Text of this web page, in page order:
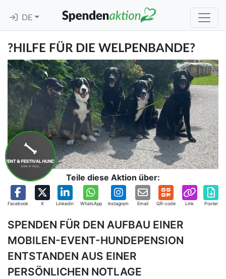
DE
?HILFE FÜR DIE WELPENBANDE?
Teile diese Aktion über:
Facebook X Linkedin WhatsApp Instagram Email QR-code Link Poster
SPENDEN FÜR DEN AUFBAU EINER
MOBILEN-EVENT-HUNDEPENSION
ENTSTANDEN AUS EINER
PERSÖNLICHEN NOTLAGE